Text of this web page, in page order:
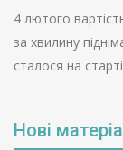
4 лютого
за хвилину
сталося на
Нові